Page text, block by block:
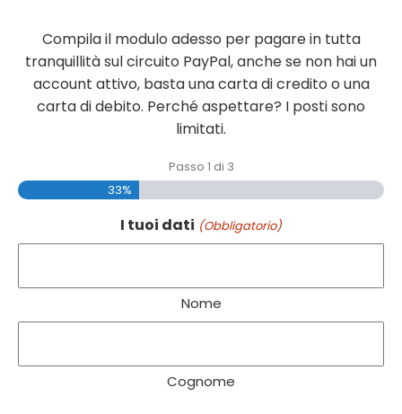
Compila il modulo adesso per pagare in tutta
tranquillità sul circuito PayPal, anche se non hai un
account attivo, basta una carta di credito o una
carta di debito. Perché aspettare? I posti sono
limitati.
Passo 1 di 3
33%
I tuoi dati (Obbligatorio)
Nome
Cognome